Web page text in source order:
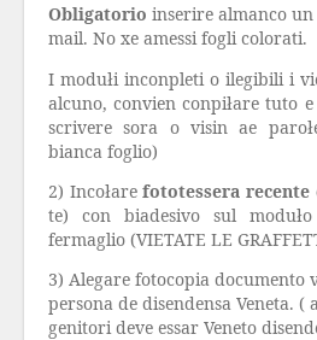
Obligatorio inserire almanco
mail. No xe amessi fogli colorati.
I modułi inconpleti o ilegibili i
alcuno, convien conpiłare tuto e
scrivere sora o visin ae
bianca foglio)
2) Incołarefototessera recente
te) con biadesivo sul
fermaglio (VIETATE LE
3) Alegare fotocopia documento
persona de disendensa Veneta. (
genitori deve essar Veneto